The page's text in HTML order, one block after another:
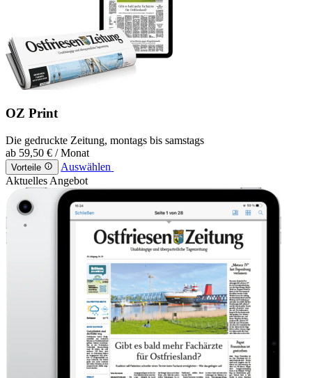
OZ Print
Die gedruckte Zeitung, montags bis samstags
ab 59,50 € / Monat
Vorteile
Auswählen
Aktuelles Angebot